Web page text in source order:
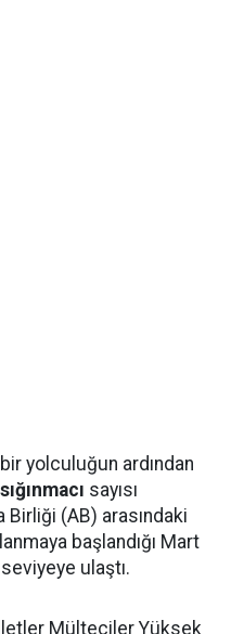
yolculuğun ardından
sığınmacı sayısı
(AB) arasındaki
başlandığı Mart
ulaştı.
Mülteciler Yüksek